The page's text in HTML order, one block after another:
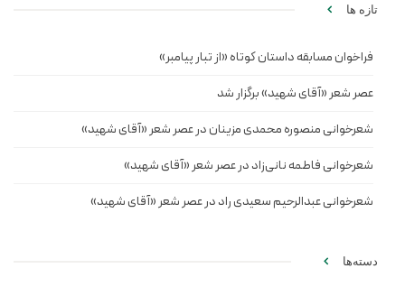
تازه ها
فراخوان مسابقه داستان کوتاه «از تبار پیامبر»
عصر شعر «آقای شهید» برگزار شد
شعرخوانی منصوره محمدی مزینان در عصر شعر «آقای شهید»
شعرخوانی فاطمه نانی‌زاد در عصر شعر «آقای شهید»
شعرخوانی عبدالرحیم سعیدی راد در عصر شعر «آقای شهید»
دسته‌ها